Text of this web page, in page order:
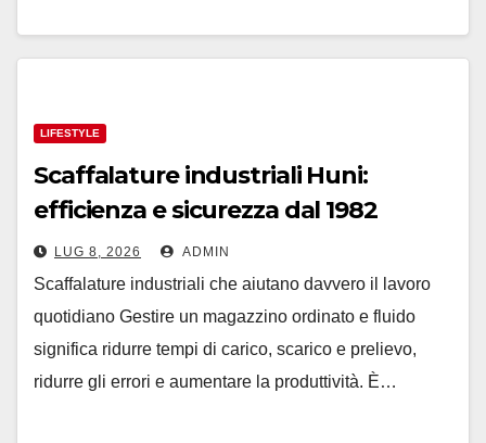
LIFESTYLE
Scaffalature industriali Huni:
efficienza e sicurezza dal 1982
LUG 8, 2026 ADMIN
Scaffalature industriali che aiutano davvero il lavoro
quotidiano Gestire un magazzino ordinato e fluido
significa ridurre tempi di carico, scarico e prelievo,
ridurre gli errori e aumentare la produttività. È…